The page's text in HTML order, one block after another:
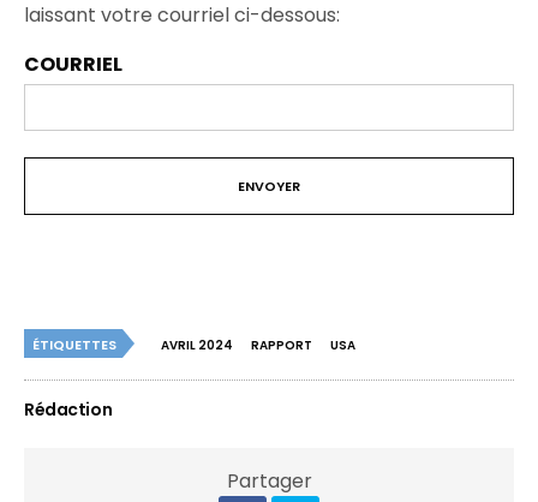
laissant votre courriel ci-dessous:
COURRIEL
ÉTIQUETTES AVRIL 2024 RAPPORT USA
Rédaction
Partager